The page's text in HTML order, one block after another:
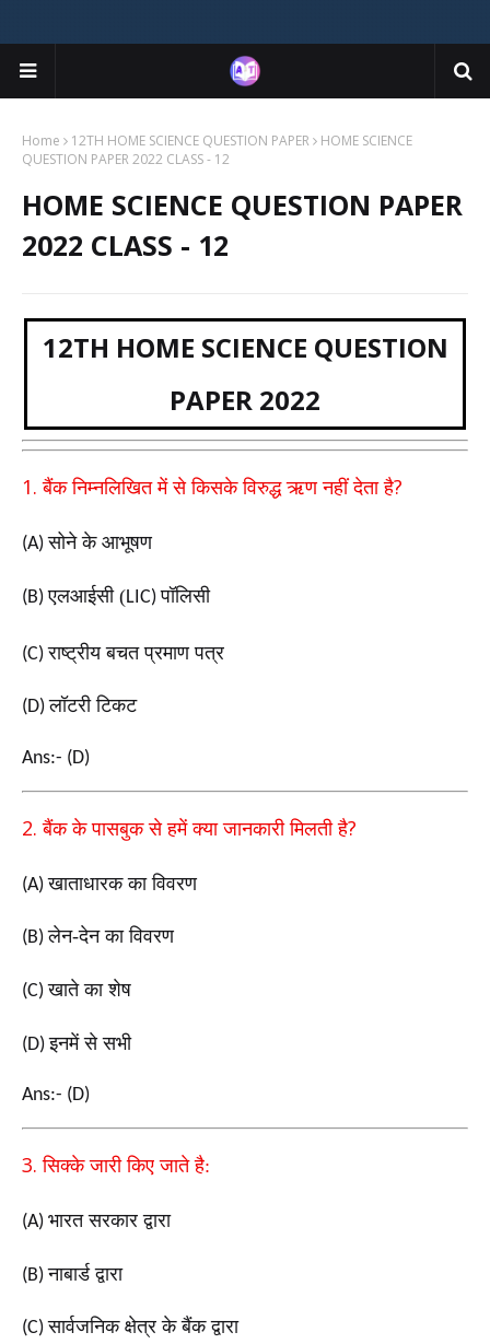
Home 12TH HOME SCIENCE QUESTION PAPER
HOME SCIENCE
QUESTION PAPER 2022 CLASS - 12
HOME SCIENCE QUESTION PAPER
2022 CLASS - 12
12TH HOME SCIENCE QUESTION
PAPER 2022
1.बैंक निम्नलिखित में से किसके विरुद्ध ऋण नहीं देता है?
(A)सोने के आभूषण
(B)एलआईसी (LIC)पॉलिसी
(C)राष्ट्रीय बचत प्रमाण पत्र
(D)लॉटरी टिकट
Ans:- (D)
2.बैंक के पासबुक से हमें क्या जानकारी मिलती है?
(A)खाताधारक का विवरण
(B)लेन-देन का विवरण
(C)खाते का शेष
(D)इनमें से सभी
Ans:- (D)
3.सिक्के जारी किए जाते है:
(A) भारत सरकार द्वारा
(B)नाबार्ड द्वारा
(C)सार्वजनिक क्षेत्र के बैंक द्वारा